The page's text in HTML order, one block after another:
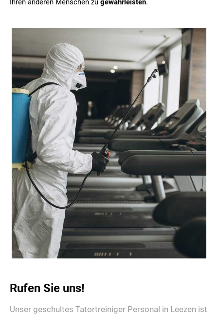
Ihren anderen Menschen zu gewährleisten.
Rufen Sie uns!
Unser geschultes Tatortreiniger Personal in Leezen ist